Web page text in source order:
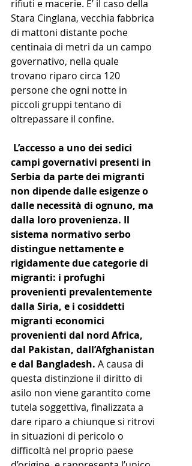
rifiuti e macerie. E’ il caso della
Stara Cinglana, vecchia fabbrica
di mattoni distante poche
centinaia di metri da un campo
governativo, nella quale
trovano riparo circa 120
persone che ogni notte in
piccoli gruppi tentano di
oltrepassare il confine.
campi governativi presenti in
Serbia da parte dei migranti
non dipende dalle esigenze o
dalle necessità di ognuno, ma
dalla loro provenienza. Il
sistema normativo serbo
distingue nettamente e
rigidamente due categorie di
migranti: i profughi
provenienti prevalentemente
dalla Siria, e i cosiddetti
migranti economici
provenienti dal nord Africa,
dal Pakistan, dall’Afghanistan
e dal Bangladesh. A causa di
questa distinzione il diritto di
asilo non viene garantito come
tutela soggettiva, finalizzata a
dare riparo a chiunque si ritrovi
in situazioni di pericolo o
difficoltà nel proprio paese